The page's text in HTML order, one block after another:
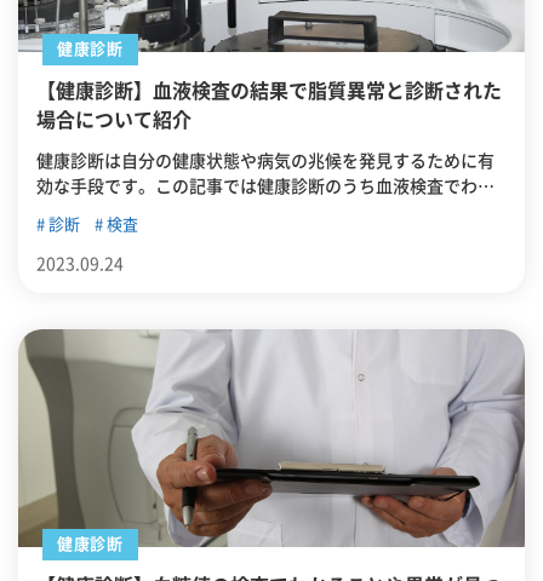
健康診断
【健康診断】血液検査の結果で脂質異常と診断された
場合について紹介
健康診断は自分の健康状態や病気の兆候を発見するために有
効な手段です。この記事では健康診断のうち血液検査でわか
脂質異常という記載があった場合にどうしたらよいかについ
て紹介していきます。
診断 検査
2023.09.24
健康診断